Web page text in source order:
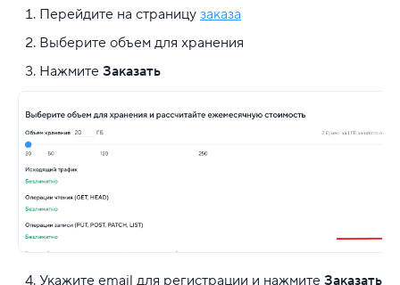
Перейдите на страницу заказа
Выберите объем для хранения
Нажмите Заказать
Укажите email для регистрации и нажмите Заказать